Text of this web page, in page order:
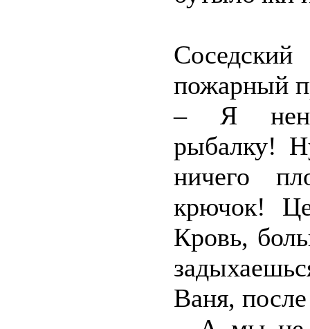
пожарный
– Я
рыбалку!
ничего
крючок!
Кровь,
Ваня,